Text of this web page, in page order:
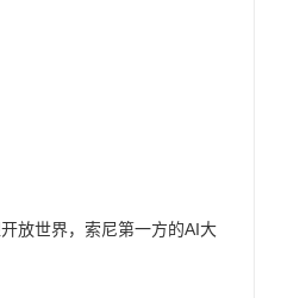
放世界，索尼第一方的AI大